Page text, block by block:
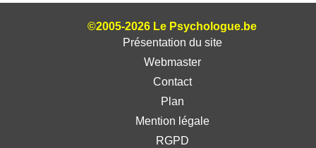
©2005-2026 Le Psychologue.be
Présentation du site
Webmaster
Contact
Plan
Mention légale
RGPD